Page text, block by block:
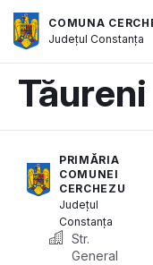
COMUNA
JudețulConstanța
Tăureni
PRIMĂRIA
COMUNEI
CERCHEZU
Județul
Constanța
Str.
General